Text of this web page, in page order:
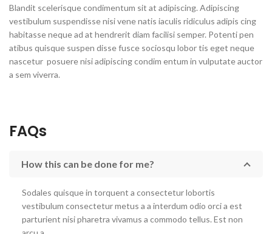
Blandit scelerisque condimentum sit at adipiscing. Adipiscing
vestibulum suspendisse nisi vene natis iaculis ridiculus adipis cing
habitasse neque ad at hendrerit diam facilisi semper. Potenti pen
atibus quisque suspen disse fusce sociosqu lobor tis eget neque
nascetur posuere nisi adipiscing condim entum in vulputate auctor
a sem viverra.
FAQs
How this can be done for me?
Sodales quisque in torquent a consectetur lobortis
vestibulum consectetur metus a a interdum odio orci a est
parturient nisi pharetra vivamus a commodo tellus. Est non